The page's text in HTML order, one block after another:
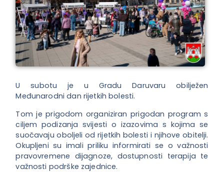
U subotu je u Gradu Daruvaru obilježen
Međunarodni dan rijetkih bolesti.
Tom je prigodom organiziran prigodan program s
ciljem podizanja svijesti o izazovima s kojima se
suočavaju oboljeli od rijetkih bolesti i njihove obitelji.
Okupljeni su imali priliku informirati se o važnosti
pravovremene dijagnoze, dostupnosti terapija te
važnosti podrške zajednice.